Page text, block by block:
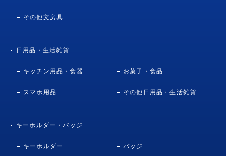
その他文房具
日用品・生活雑貨
キッチン用品・食器 お菓子・食品
スマホ用品 その他日用品・生活雑貨
キーホルダー・バッジ
キーホルダー バッジ